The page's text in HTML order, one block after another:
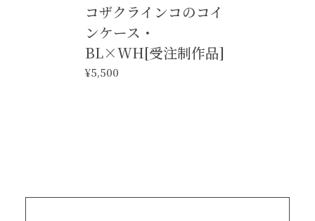
コザクラインコのコイ
ンケース・
BL×WH[受注制作品]
¥5,500